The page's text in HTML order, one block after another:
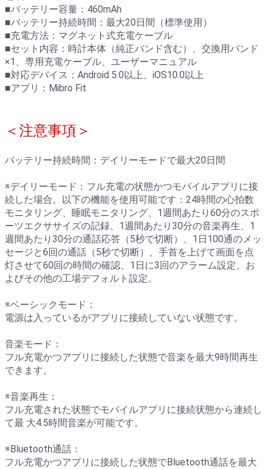
■バッテリー容量：460mAh
■バッテリー持続時間：最大20日間（標準使用）
■充電方法：マグネット式充電ケーブル
■セット内容：時計本体（純正バンド含む）、交換用バンド
×1、専用充電ケーブル、ユーザーマニュアル
■対応デバイス：Android 5.0以上、iOS10.0以上
■アプリ：Mibro Fit
＜注意事項＞
バッテリー持続時間：デイリーモードで最大20日間
※デイリーモード：フル充電の状態かつモバイルアプリに接
続した場合。以下の機能を使用可能です：24時間の心拍数
モニタリング、睡眠モニタリング、1週間あたり60分のスポ
ーツエクササイズの記録、1週間あたり30分の音楽再生、1
週間あたり30分の通話応答（5秒で切断）、1日100通のメッ
セージと6回の通話（5秒で切断）、手首を上げて画面を点
灯させて60回の時間の確認、1日に3回のアラーム設定、お
よびその他の工場デフォルト設定。
※ベーシックモード：
電源は入っているがアプリに接続していない状態です。
音楽モード：
フル充電かつアプリに接続した状態で音楽を最大9時間再生
できます。
※音楽再生：
フル充電された状態でモバイルアプリに接続状態から連続し
て最 大4.5時間音楽が可能です。
※Bluetooth通話：
フル充電かつアプリに接続した状態でBluetooth通話を最大